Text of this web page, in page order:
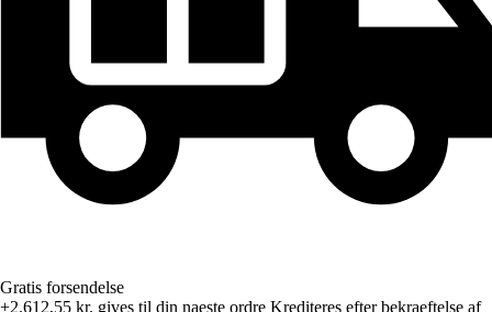
Gratis forsendelse
+2.612,55 kr. gives til din naeste ordre Krediteres efter bekraeftelse af